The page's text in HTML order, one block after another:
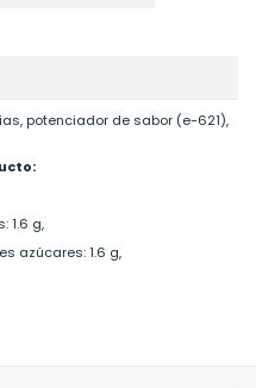
potenciador de sabor (e-621),
1.6 g,
azúcares: 1.6 g,